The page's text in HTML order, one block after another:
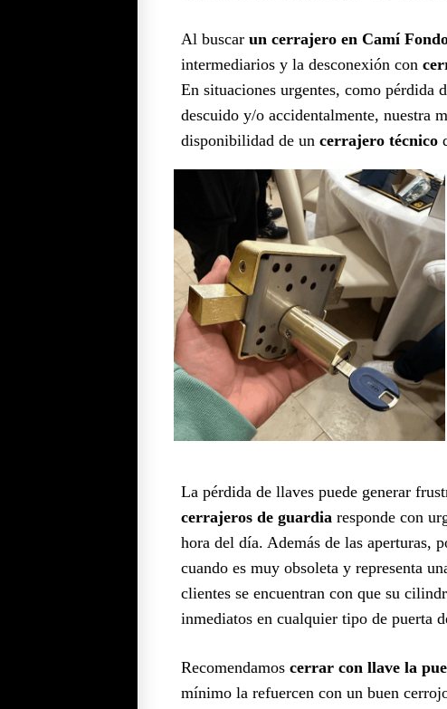
Al buscar un cerrajero en Camí
intermediarios y la desconexión con
En situaciones urgentes, como pérdida
descuido y/o accidentalmente, nuestra
disponibilidad de un cerrajero técnico
La pérdida de llaves puede generar
cerrajeros de guardia responde con
hora del día. Además de las aperturas,
cuando es muy obsoleta y representa
clientes se encuentran con que su
inmediatos en cualquier tipo de puerta
Recomendamos cerrar con llave la
mínimo la refuercen con un buen